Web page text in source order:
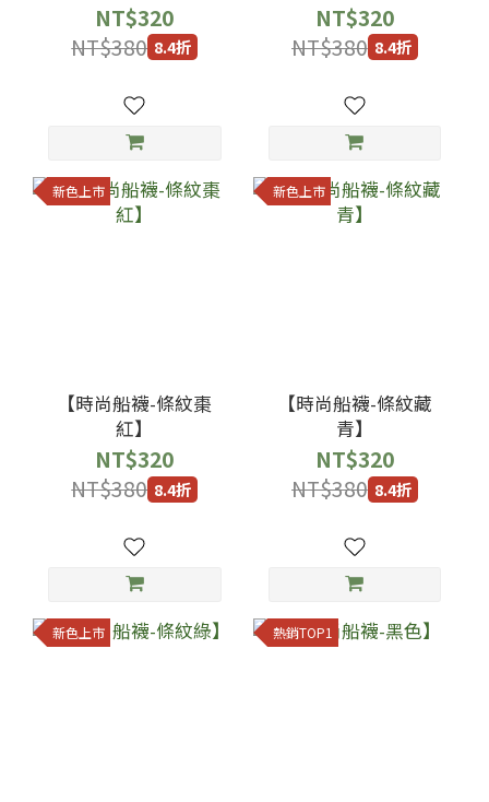
NT$320
NT$380 8.4折
NT$320
NT$380 8.4折
新色上市
【時尚船襪-條紋棗
紅】
NT$320
NT$380 8.4折
新色上市
【時尚船襪-條紋藏
青】
NT$320
NT$380 8.4折
新色上市 熱銷TOP1